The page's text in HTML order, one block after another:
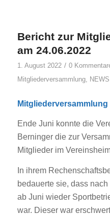
Bericht zur
am 24.06.2022
1. August 2022 / 0
Mitgliederversammlung, NEWS
Mitgliederversammlung
Ende Juni konnte die
Berninger die zur
Mitglieder im
In ihrem
bedauerte sie, dass
ab Juni wieder
war. Dieser war